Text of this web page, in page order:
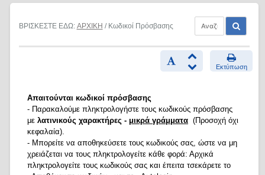
ΒΡΙΣΚΕΣΤΕ ΕΔΩ: ΑΡΧΙΚΗ / Κωδικοί Πρόσβασης
Εκτύπωση
Απαιτούνται κωδικοί πρόσβασης
- Παρακαλούμε πληκτρολογήστε τους κωδικούς πρόσβασης
με λατινικούς χαρακτήρες - μικρά γράμματα (Προσοχή όχι
κεφαλαία).
- Μπορείτε να αποθηκεύσετε τους κωδικούς σας, ώστε να μη
χρειάζεται να τους πληκτρολογείτε κάθε φορά: Αρχικά
πληκτρολογείτε τους κωδικούς σας και έπειτα τσεκάρετε το